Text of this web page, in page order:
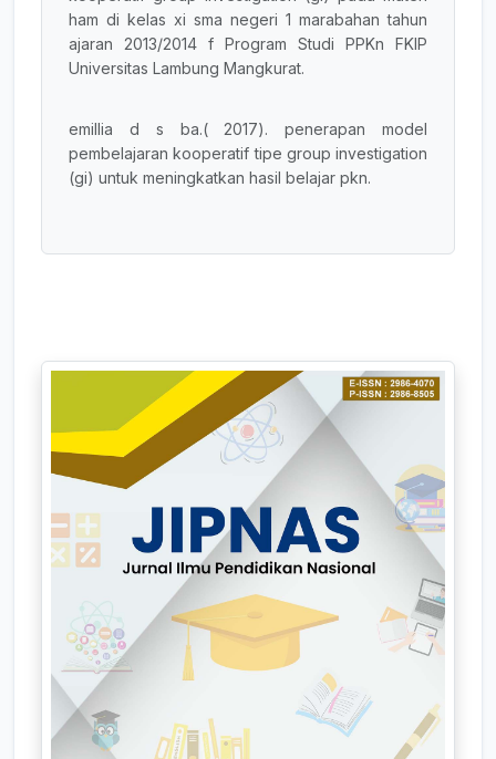
ham di kelas xi sma negeri 1 marabahan tahun
ajaran 2013/2014 f Program Studi PPKn FKIP
Universitas Lambung Mangkurat.
emillia d s ba.( 2017). penerapan model
pembelajaran kooperatif tipe group investigation
(gi) untuk meningkatkan hasil belajar pkn.